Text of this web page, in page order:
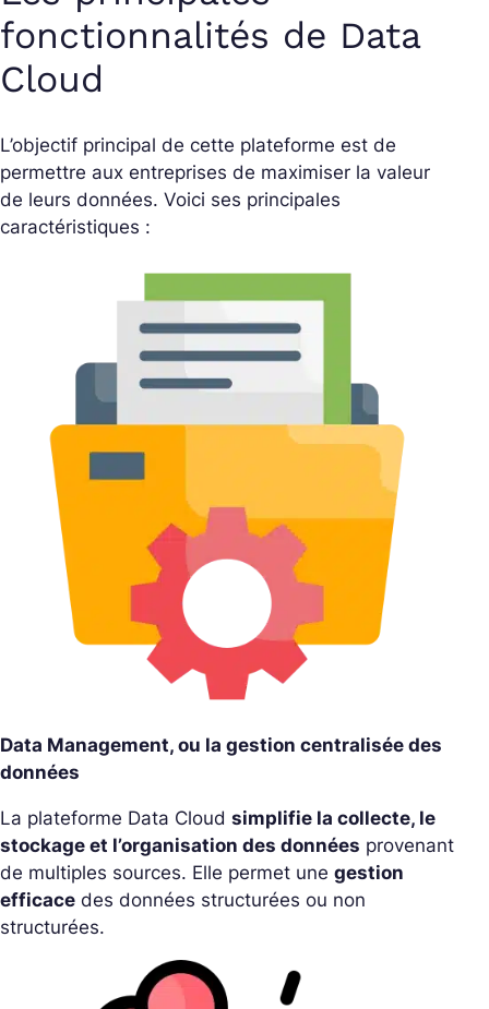
fonctionnalités de Data
Cloud
L’objectif principal de cette plateforme est de
permettre aux entreprises de maximiser la valeur
de leurs données. Voici ses principales
caractéristiques :
Data Management, ou la gestion centralisée des
données
La plateforme Data Cloud simplifie la collecte, le
stockage et l’organisation des données provenant
de multiples sources. Elle permet une gestion
efficace des données structurées ou non
structurées.